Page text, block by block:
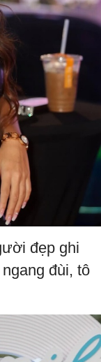
đẹp ghi
đùi, tô